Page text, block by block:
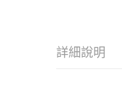
詳細說明